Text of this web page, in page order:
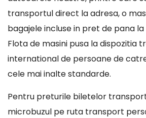
transportul direct la adresa, o
bagajele incluse in pret de pana
Flota de masini pusa la dispozitia
international de persoane de
cele mai inalte standarde.
Pentru preturile biletelor
microbuzul pe ruta transport